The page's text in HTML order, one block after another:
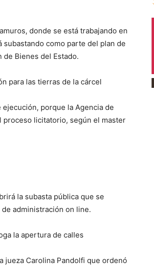
donde se está trabajando en
subastando como parte del plan de
Bienes del Estado.
para las tierras de la cárcel
porque la Agencia de
proceso licitatorio, según el master
la subasta pública que se
administración on line.
la apertura de calles
jueza Carolina Pandolfi que ordenó